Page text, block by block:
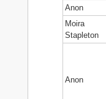
Anon
Moira
Stapleton
Anon